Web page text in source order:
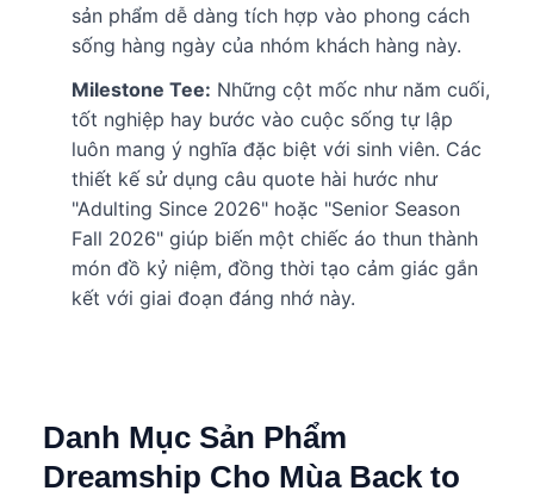
sản phẩm dễ dàng tích hợp vào phong cách
sống hàng ngày của nhóm khách hàng này.
Milestone Tee: Những cột mốc như năm cuối,
tốt nghiệp hay bước vào cuộc sống tự lập
luôn mang ý nghĩa đặc biệt với sinh viên. Các
thiết kế sử dụng câu quote hài hước như
"Adulting Since 2026" hoặc "Senior Season
Fall 2026" giúp biến một chiếc áo thun thành
món đồ kỷ niệm, đồng thời tạo cảm giác gắn
kết với giai đoạn đáng nhớ này.
Danh Mục Sản Phẩm
Dreamship Cho Mùa Back to